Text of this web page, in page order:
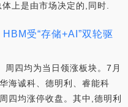
上是由市场决定的,同时.
受“存储+AI”双轮驱
四均为当日领涨板块。7月
海诚科、德明利、睿能科
四均涨停收盘。其中,德明利